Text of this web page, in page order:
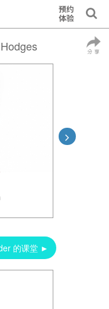
的课堂 ►